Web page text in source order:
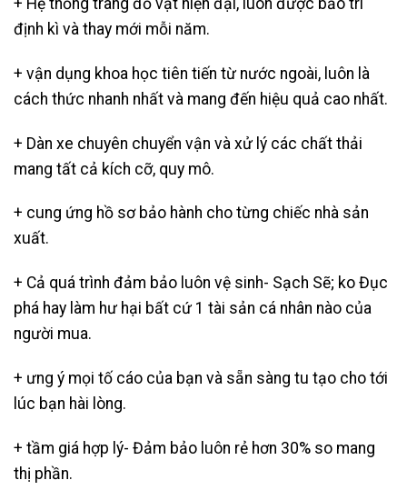
+ Hệ thống trang đồ vật hiện đại, luôn được bảo trì
định kì và thay mới mỗi năm.
+ vận dụng khoa học tiên tiến từ nước ngoài, luôn là
cách thức nhanh nhất và mang đến hiệu quả cao nhất.
+ Dàn xe chuyên chuyển vận và xử lý các chất thải
mang tất cả kích cỡ, quy mô.
+ cung ứng hồ sơ bảo hành cho từng chiếc nhà sản
xuất.
+ Cả quá trình đảm bảo luôn vệ sinh- Sạch Sẽ; ko Đục
phá hay làm hư hại bất cứ 1 tài sản cá nhân nào của
người mua.
+ ưng ý mọi tố cáo của bạn và sẵn sàng tu tạo cho tới
lúc bạn hài lòng.
+ tầm giá hợp lý- Đảm bảo luôn rẻ hơn 30% so mang
thị phần.